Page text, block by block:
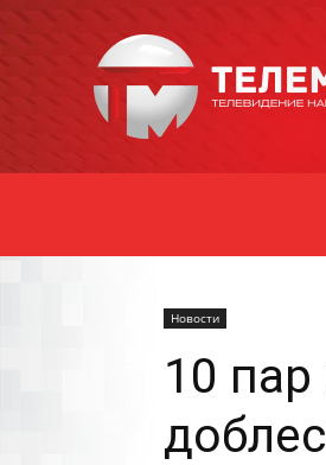
Новости
10